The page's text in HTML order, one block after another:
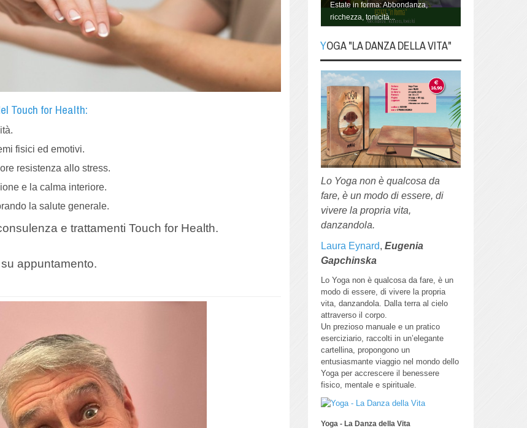
Touch for Health:
fisici ed emotivi.
resistenza allo stress.
e la calma interiore.
la salute generale.
e trattamenti Touch for Health.
appuntamento.
Estate in forma: Abbondanza,
ricchezza, tonicità...
YOGA "La danza della
Vita"
Lo Yoga non è qualcosa da fare, è
un modo di essere, di vivere la
propria vita, danzandola.
YOGA "LA DANZA DELLA VITA"
Lo Yoga non è qualcosa da
fare, è un modo di essere, di
vivere la propria vita,
danzandola.
Laura Eynard, Eugenia
Gapchinska
Lo Yoga non è qualcosa da fare, è un
modo di essere, di vivere la propria
vita, danzandola.
Dalla terra al cielo
attraverso il corpo.
Un prezioso manuale e un pratico
eserciziario, raccolti in un’elegante
cartellina, propongono un
entusiasmante viaggio nel mondo dello
Yoga per accrescere il benessere
fisico, mentale e spirituale.
Yoga - La Danza della Vita